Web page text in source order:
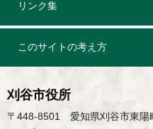
リンク集
このサイトの考え方
刈谷市役所
〒448-8501 愛知県刈谷市東陽